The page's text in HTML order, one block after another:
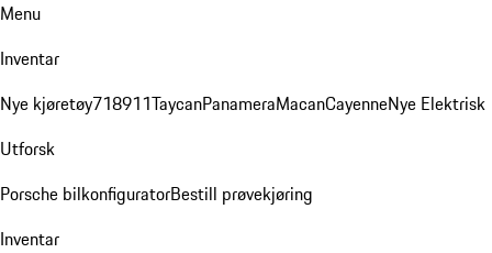
Menu
Inventar
Nye kjøretøy718911TaycanPanameraMacanCayenneNye Elektrisk
Utforsk
Porsche bilkonfiguratorBestill prøvekjøring
Inventar